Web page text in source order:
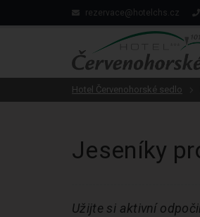
rezervace@hotelchs.cz
Hotel Červenohorské sedlo
Jeseníky
Užijte si aktivní